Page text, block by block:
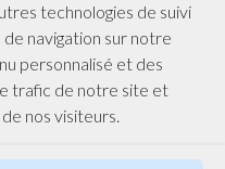
technologies de suivi
navigation sur notre
personnalisé et des
trafic de notre site et
nos visiteurs.